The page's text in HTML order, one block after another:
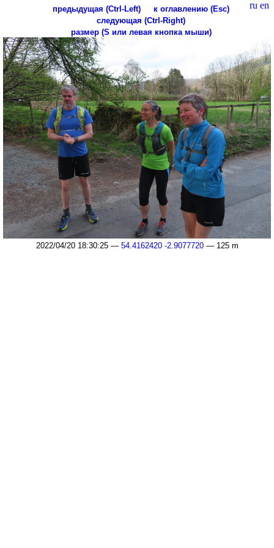
ru en
предыдущая (Ctrl-Left)
к оглавлению (Esc)
следующая (Ctrl-Right)
размер (S или левая кнопка мыши)
2022/04/20 18:30:25 — 54.4162420 -2.9077720— 125 m